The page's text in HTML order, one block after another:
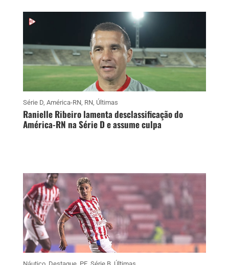
Série D, América-RN, RN, Últimas
Ranielle Ribeiro lamenta desclassificação do
América-RN na Série D e assume culpa